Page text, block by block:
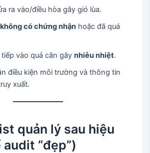
ra vào/điều hòa gây gió lùa.
không có chứng nhận hoặc đã quá
vào quả cân gâynhiễu nhiệt.
điều kiện môi trường và thông tin
xuất.
quản lý sau hiệu
“đẹp”)